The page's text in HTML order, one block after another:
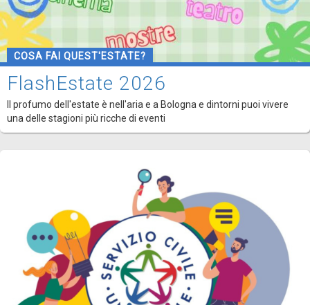
COSA FAI QUEST'ESTATE?
FlashEstate 2026
Il profumo dell'estate è nell'aria e a Bologna e dintorni puoi vivere
una delle stagioni più ricche di eventi